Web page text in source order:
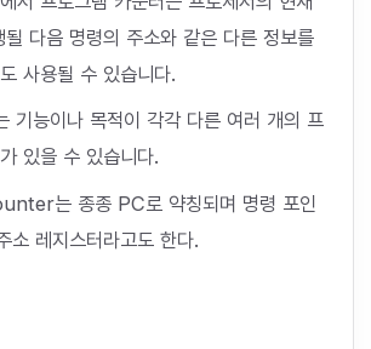
될 다음 명령의 주소와 같은 다른 정보를
사용될 수 있습니다.
기능이나 목적이 각각 다른 여러 개의 프
있을 수 있습니다.
는 종종 PC로 약칭되며 명령 포인
소 레지스터라고도 한다.